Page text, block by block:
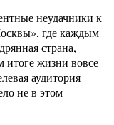
неудачники к
где каждым
страна,
итоге жизни вовсе
аудитория
не в этом